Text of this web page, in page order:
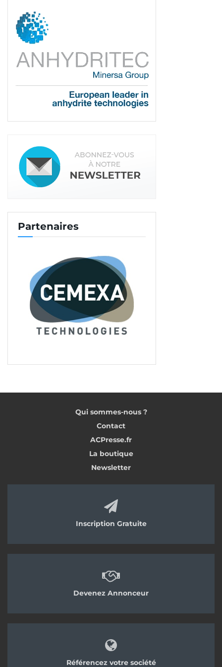
Mise en œuvre de la chape Knauf Brio. [©Knauf Bâtiment]
PAGE 1 SUR 2 1 2
Bruno Burger
Partenaires
Qui sommes-nous ?
Contact
ACPresse.fr
La boutique
Newsletter
Inscription Gratuite
Devenez Annonceur
Référencez votre société